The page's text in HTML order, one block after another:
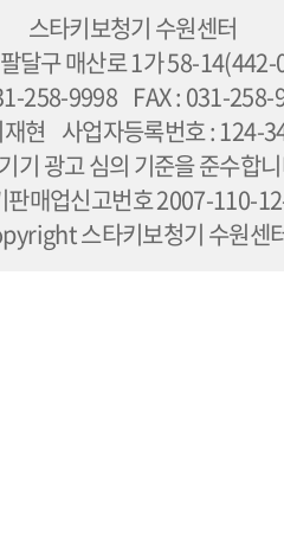
스타키보청기 수원센터
달구 매산로 1가 58-
258-9998 FAX : 031-
재현 사업자등록번호 : 124-
기 광고 심의 기준을 준수합
판매업신고번호 2007-110-
스타키보청기 수원센